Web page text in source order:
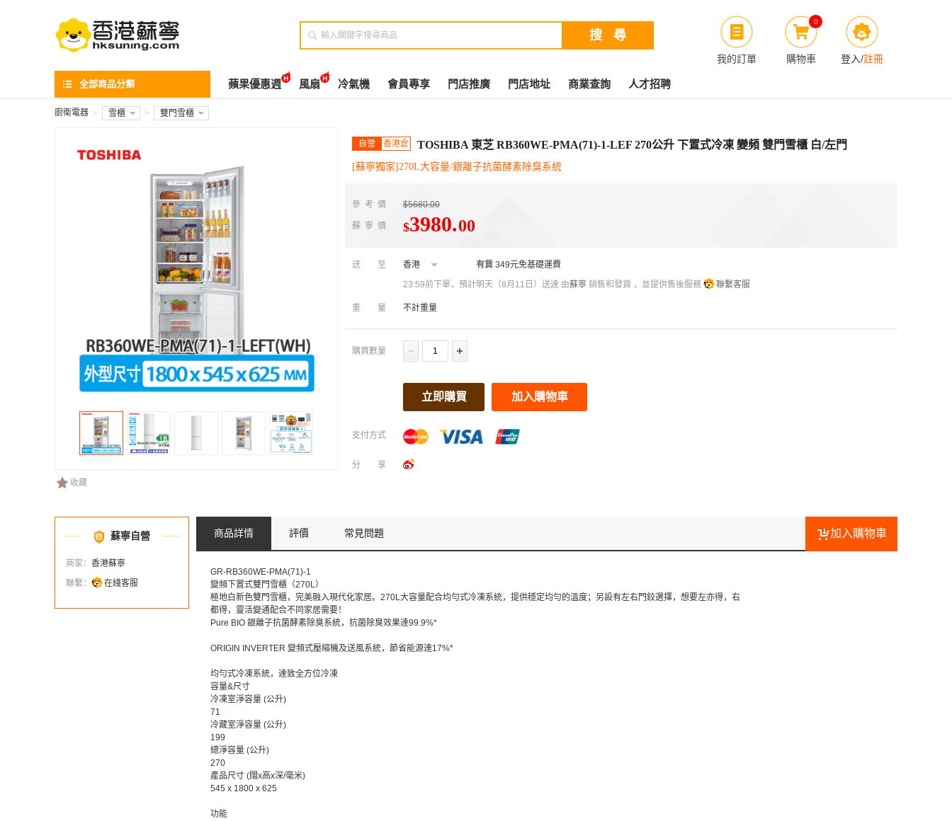
我的訂單
0
購物車 登入/註冊

全部商品分類 蘋果優惠週 風扇 冷氣機 會員專享 門店推廣 門店地址 商業查詢 人才招聘
廚衛電器 > 雪櫃 > 雙門雪櫃
收藏
自營 香港倉 TOSHIBA 東芝 RB360WE-PMA(71)-1-LEF 270公升 下置式冷凍 變頻 雙門雪櫃 白/左門
[蘇寧獨家]270L大容量/銀離子抗菌酵素除臭系統
參考價 $5680.00
蘇寧價 $3980.00
送至 香港 有貨 349元免基礎運費
23:59前下單，預計明天（8月11日）送達 由蘇寧 銷售和發貨 ，並提供售後服務 聯繫客服
重量 不計重量
購買數量
立即購買 加入購物車
支付方式
分享
蘇寧自營
商家： 香港蘇寧
聯繫：
在綫客服
加入購物車
商品詳情 評價 常見問題
GR-RB360WE-PMA(71)-1
變頻下置式雙門雪櫃（270L）
極地白新色雙門雪櫃，完美融入現代化家居。270L大容量配合均勻式冷凍系統，提供穩定均勻的溫度；另設有左右門鉸選擇，想要左亦得，右
都得，靈活變通配合不同家居需要！
Pure BIO 銀離子抗菌酵素除臭系統，抗菌除臭效果達99.9%*
ORIGIN INVERTER 變頻式壓縮機及送風系統，節省能源達17%*
均勻式冷凍系統，達致全方位冷凍
容量&尺寸
冷凍室淨容量 (公升)
71
冷藏室淨容量 (公升)
199
總淨容量 (公升)
270
產品尺寸 (闊x高x深/毫米)
545 x 1800 x 625
功能